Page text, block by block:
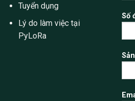
Tuyển dụng
Lý do làm việc tại
PyLoRa
Số